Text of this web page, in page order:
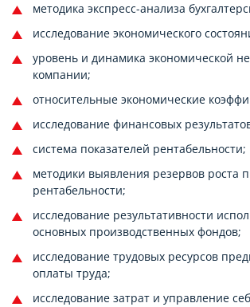
методика экспресс-анализа
исследование экономического
уровень и динамика экономической
компании;
относительные экономические
исследование финансовых
система показателей рентабельности;
методики выявления резервов роста
рентабельности;
исследование результативности
основных производственных фондов;
исследование трудовых ресурсов
оплаты труда;
исследование затрат и управление